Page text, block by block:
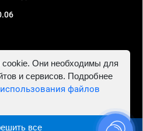
ИНН 781302555843,
Они необходимы для
и сервисов. Подробнее
файлов
все